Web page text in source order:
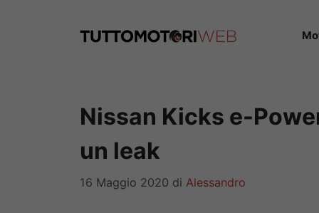
Nissan Kicks e-
un leak
16 Maggio 2020 di Alessandro